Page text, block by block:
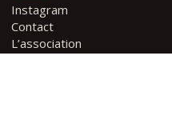
Instagram
Contact
L’association